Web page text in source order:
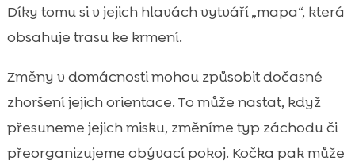
Díky tomu si v jejich hlavách vytváří „mapa“, která
obsahuje trasu ke krmení.
Změny v domácnosti mohou způsobit dočasné
zhoršení jejich orientace. To může nastat, když
přesuneme jejich misku, změníme typ záchodu či
přeorganizujeme obývací pokoj. Kočka pak může